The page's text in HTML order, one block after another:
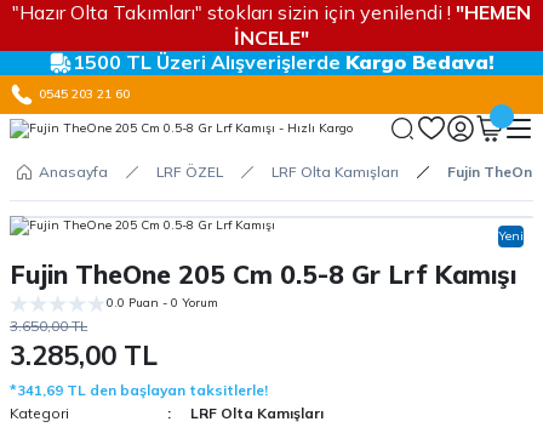
"Hazır Olta Takımları" stokları sizin için yenilendi ! "HEMEN
İNCELE"
1500 TL Üzeri Alışverişlerde Kargo Bedava!
0545 203 21 60
Anasayfa LRF ÖZEL LRF Olta Kamışları Fujin TheOne
Yeni
Fujin TheOne 205 Cm 0.5-8 Gr Lrf Kamışı
0.0 Puan - 0 Yorum
3.650,00 TL
3.285,00 TL
*341,69 TL den başlayan taksitlerle!
Kategori
LRF Olta Kamışları